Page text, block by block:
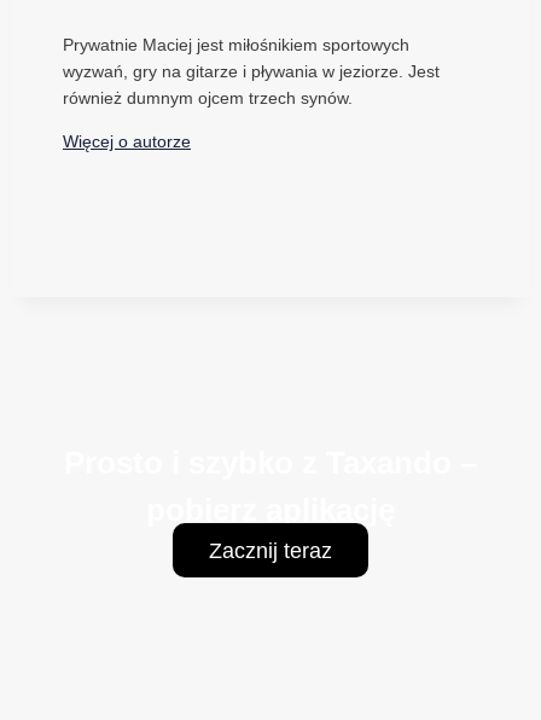
Prywatnie Maciej jest miłośnikiem sportowych
wyzwań, gry na gitarze i pływania w jeziorze. Jest
również dumnym ojcem trzech synów.
Więcej o autorze
Zacznij teraz